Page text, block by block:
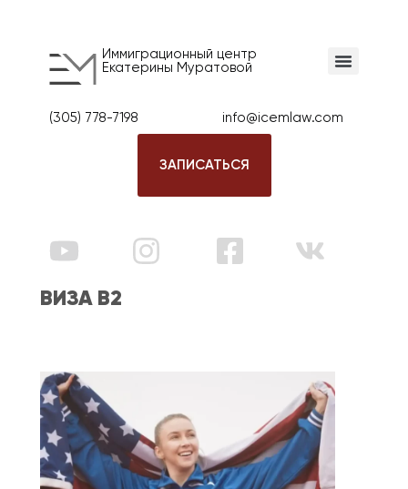
Иммиграционный центр
Екатерины Муратовой
(305) 778-7198 info@icemlaw.com
ЗАПИСАТЬСЯ
ВИЗА B2